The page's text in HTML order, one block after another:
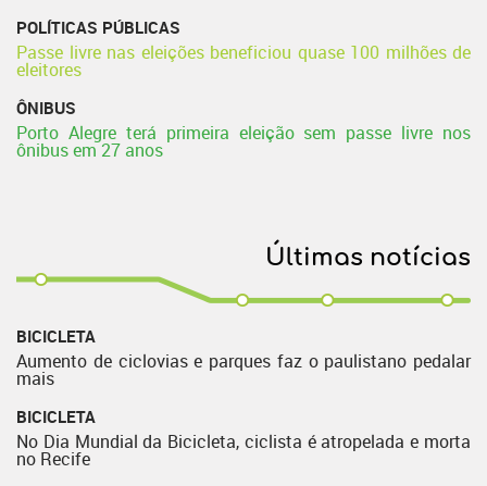
POLÍTICAS PÚBLICAS
Passe livre nas eleições beneficiou quase 100 milhões de
eleitores
ÔNIBUS
Porto Alegre terá primeira eleição sem passe livre nos
ônibus em 27 anos
Últimas notícias
BICICLETA
Aumento de ciclovias e parques faz o paulistano pedalar
mais
BICICLETA
No Dia Mundial da Bicicleta, ciclista é atropelada e morta
no Recife